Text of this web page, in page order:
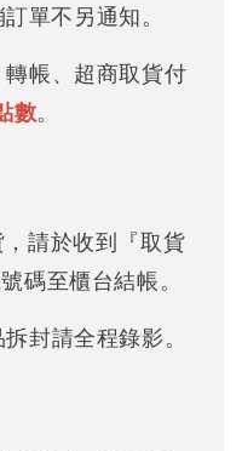
單不另通知。
帳、超商取貨付
數。
請於收到『取貨
碼至櫃台結帳。
封請全程錄影。